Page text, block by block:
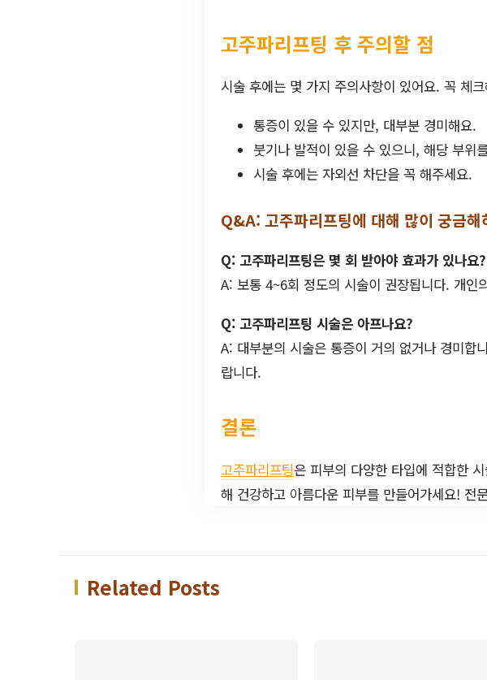
고주파리프팅 후 주의할 점
시술 후에는 몇 가지 주의사항이 있어요. 꼭 체
통증이 있을 수 있지만, 대부분 경미해요.
붓기나 발적이 있을 수 있으니, 해당 부위
시술 후에는 자외선 차단을 꼭 해주세요.
Q&A: 고주파리프팅에 대해 많이 궁금해
Q: 고주파리프팅은 몇 회 받아야 효과가 있나요?
A: 보통 4~6회 정도의 시술이 권장됩니다. 개인
Q: 고주파리프팅 시술은 아프나요?
A: 대부분의 시술은 통증이 거의 없거나 경미합
랍니다.
결론
고주파리프팅은 피부의 다양한 타입에 적합한
해 건강하고 아름다운 피부를 만들어가세요! 전
Related Posts